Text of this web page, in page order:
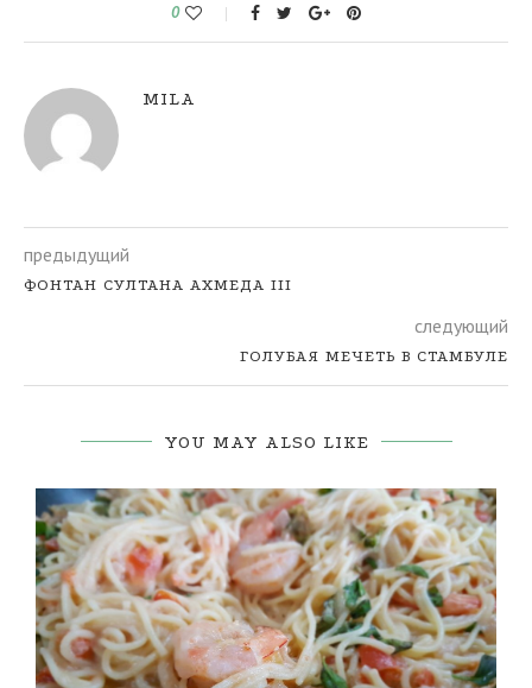
0
MILA
предыдущий
ФОНТАН СУЛТАНА АХМЕДА III
следующий
ГОЛУБАЯ МЕЧЕТЬ В СТАМБУЛЕ
YOU MAY ALSO LIKE